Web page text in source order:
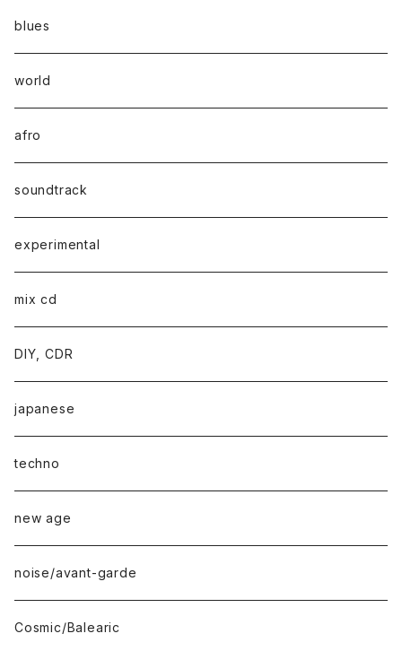
blues
world
afro
soundtrack
experimental
mix cd
DIY, CDR
japanese
techno
new age
noise/avant-garde
Cosmic/Balearic